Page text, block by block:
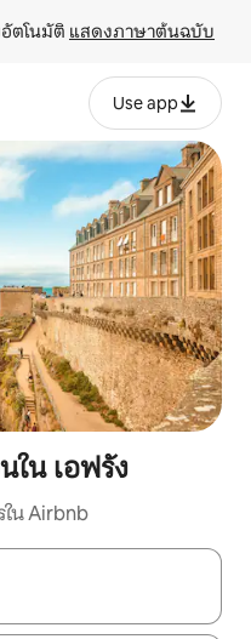
ตโนมัติ แสดงภาษาต้นฉบับ
Use app
น เอฟรัง
น Airbnb
ปัด เพื่อสำรวจผลการค้นหา